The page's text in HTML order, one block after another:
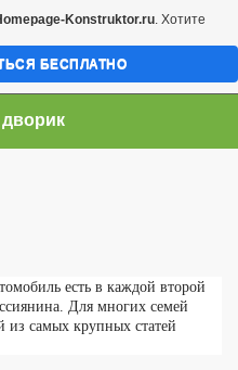
есть в каждой второй
Для многих семей
из самых крупных статей
Konstruktor.ru. Хотите
БЕСПЛАТНО